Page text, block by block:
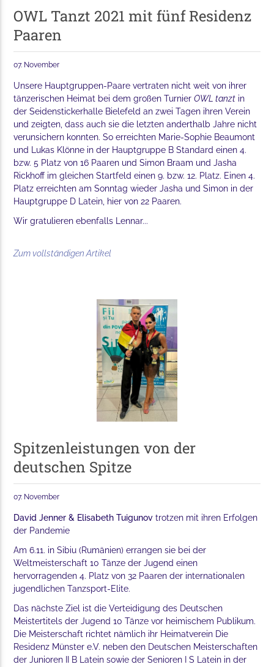
OWL Tanzt 2021 mit fünf Residenz
Paaren
07. November
Unsere Hauptgruppen-Paare vertraten nicht weit von ihrer
tänzerischen Heimat bei dem großen TurnierOWL tanzt in
der Seidenstickerhalle Bielefeld an zwei Tagen ihren Verein
und zeigten, dass auch sie die letzten anderthalb Jahre nicht
verunsichern konnten. So erreichten Marie-Sophie Beaumont
und Lukas Klönne in der Hauptgruppe B Standard einen 4.
bzw. 5 Platz von 16 Paaren und Simon Braam und Jasha
Rickhoff im gleichen Startfeld einen 9. bzw. 12. Platz. Einen 4.
Platz erreichten am Sonntag wieder Jasha und Simon in der
Hauptgruppe D Latein, hier von 22 Paaren.
Wir gratulieren ebenfalls Lennar...
Zum vollständigen Artikel
Spitzenleistungen von der
deutschen Spitze
07. November
David Jenner & Elisabeth Tuigunov trotzen mit ihren Erfolgen
der Pandemie
Am 6.11. in Sibiu (Rumänien) errangen sie bei der
Weltmeisterschaft 10 Tänze der Jugend einen
hervorragenden 4. Platz von 32 Paaren der internationalen
jugendlichen Tanzsport-Elite.
Das nächste Ziel ist die Verteidigung des Deutschen
Meistertitels der Jugend 10 Tänze vor heimischem Publikum.
Die Meisterschaft richtet nämlich ihr Heimatverein Die
Residenz Münster e.V. neben den Deutschen Meisterschaften
der Junioren II B Latein sowie der Senioren I S Latein in der